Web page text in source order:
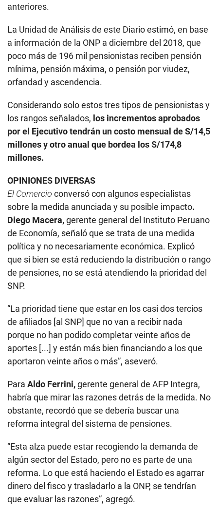
anteriores.
La Unidad de Análisis de este Diario estimó, en base
a información de la ONP a diciembre del 2018, que
poco más de 196 mil pensionistas reciben pensión
mínima, pensión máxima, o pensión por viudez,
orfandad y ascendencia.
Considerando solo estos tres tipos de pensionistas y
los rangos señalados, los incrementos aprobados
por el Ejecutivo tendrán un costo mensual de S/14,5
millones y otro anual que bordea los S/174,8
millones.
OPINIONES DIVERSAS
El Comercio conversó con algunos especialistas
sobre la medida anunciada y su posible impacto.
Diego Macera,gerente general del Instituto Peruano
de Economía, señaló que se trata de una medida
política y no necesariamente económica. Explicó
que si bien se está reduciendo la distribución o rango
de pensiones, no se está atendiendo la prioridad del
SNP.
“La prioridad tiene que estar en los casi dos tercios
de afiliados [al SNP] que no van a recibir nada
porque no han podido completar veinte años de
aportes [...] y están más bien financiando a los que
aportaron veinte años o más”, aseveró.
Para Aldo Ferrini,gerente general de AFP Integra,
habría que mirar las razones detrás de la medida. No
obstante, recordó que se debería buscar una
reforma integral del sistema de pensiones.
“Esta alza puede estar recogiendo la demanda de
algún sector del Estado, pero no es parte de una
reforma. Lo que está haciendo el Estado es agarrar
dinero del fisco y trasladarlo a la ONP, se tendrían
que evaluar las razones”, agregó.